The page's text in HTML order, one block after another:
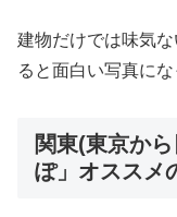
建物だけでは味気
ると面白い写真にな
関東(東京か
ぽ」オススメ